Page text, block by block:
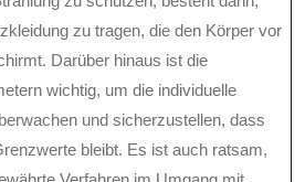
zu tragen, die den Körper vor
Darüber hinaus ist die
wichtig, um die individuelle
und sicherzustellen, dass
bleibt. Es ist auch ratsam,